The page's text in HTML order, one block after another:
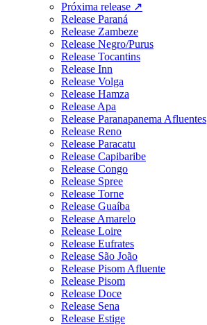
Próxima release ↗
Release Paraná
Release Zambeze
Release Negro/Purus
Release Tocantins
Release Inn
Release Volga
Release Hamza
Release Apa
Release Paranapanema Afluentes
Release Reno
Release Paracatu
Release Capibaribe
Release Congo
Release Spree
Release Torne
Release Guaíba
Release Amarelo
Release Loire
Release Eufrates
Release São João
Release Pisom Afluente
Release Pisom
Release Doce
Release Sena
Release Estige